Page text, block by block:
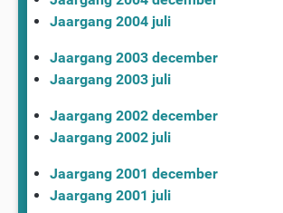
Jaargang 2004 juli
Jaargang 2003 december
Jaargang 2003 juli
Jaargang 2002 december
Jaargang 2002 juli
Jaargang 2001 december
Jaargang 2001 juli